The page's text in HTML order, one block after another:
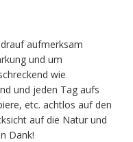
aufmerksam
und um
wie
und jeden Tag aufs
etc. achtlos auf den
auf die Natur und
Dank!